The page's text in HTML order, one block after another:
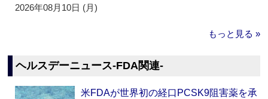
2026年08月10日 (月)
もっと見る »
ヘルスデーニュース‐FDA関連‐
米FDAが世界初の経口PCSK9阻害薬を承